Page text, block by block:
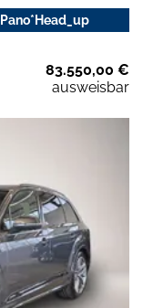
83.550,00 €
ausweisbar